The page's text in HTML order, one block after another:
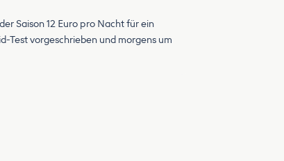
Saison 12 Euro pro Nacht für ein
Test vorgeschrieben und morgens um